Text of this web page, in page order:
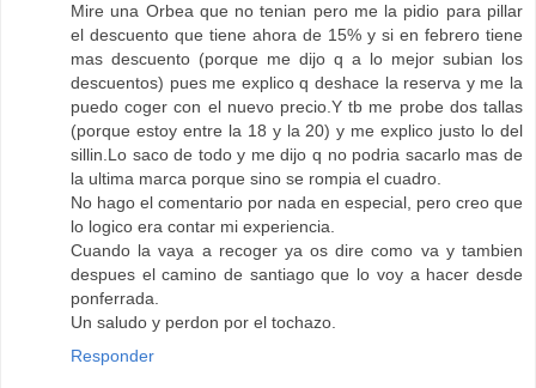
Mire una Orbea que no tenian pero me la pidio para pillar
el descuento que tiene ahora de 15% y si en febrero tiene
mas descuento (porque me dijo q a lo mejor subian los
descuentos) pues me explico q deshace la reserva y me la
puedo coger con el nuevo precio.Y tb me probe dos tallas
(porque estoy entre la 18 y la 20) y me explico justo lo del
sillin.Lo saco de todo y me dijo q no podria sacarlo mas de
la ultima marca porque sino se rompia el cuadro.
No hago el comentario por nada en especial, pero creo que
lo logico era contar mi experiencia.
Cuando la vaya a recoger ya os dire como va y tambien
despues el camino de santiago que lo voy a hacer desde
ponferrada.
Un saludo y perdon por el tochazo.
Responder